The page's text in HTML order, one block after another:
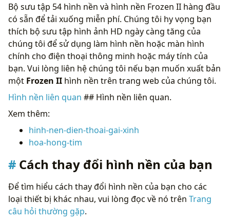
Bộ sưu tập 54 hình nền và hình nền Frozen II hàng đầu
có sẵn để tải xuống miễn phí. Chúng tôi hy vọng bạn
thích bộ sưu tập hình ảnh HD ngày càng tăng của
chúng tôi để sử dụng làm hình nền hoặc màn hình
chính cho điện thoại thông minh hoặc máy tính của
bạn. Vui lòng liên hệ chúng tôi nếu bạn muốn xuất bản
một Frozen II hình nền trên trang web của chúng tôi.
Hình nền liên quan ## Hình nền liên quan.
Xem thêm:
hinh-nen-dien-thoai-gai-xinh
hoa-hong-tim
Cách thay đổi hình nền của bạn
Để tìm hiểu cách thay đổi hình nền của bạn cho các
loại thiết bị khác nhau, vui lòng đọc về nó trên Trang
câu hỏi thường gặp.